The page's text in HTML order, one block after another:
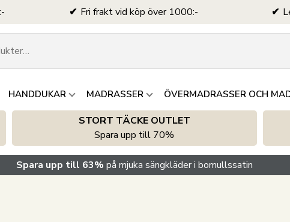
Fri frakt vid köp över 1000:-
HANDDUKAR MADRASSER ÖVERMADRASSER OCH
STORT TÄCKE OUTLET
Spara upp till 70%
Spara upp till 63% på mjuka sängkläder i bomullssatin